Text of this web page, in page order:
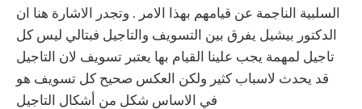
السلبية الناجمة عن قيامهم بهذا الامر . وتجدر الاشارة هنا ان
الدكتور بيشيل يفرق بين التسويف والتاجيل فبتالي ليس كل
تاجيل لمهمة يجب علينا القيام بها يعتبر تسويف لان التاجيل
قد يحدث لاسباب كثير ولكن العكس صحيح كل تسويف هو
في الاساس شكل من أشكال التاجيل